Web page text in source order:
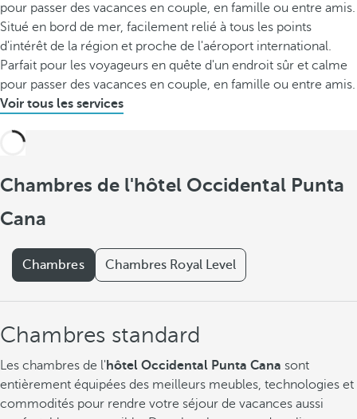
pour passer des vacances en couple, en famille ou entre amis.
Situé en bord de mer, facilement relié à tous les points
d'intérêt de la région et proche de l'aéroport international.
Parfait pour les voyageurs en quête d'un endroit sûr et calme
pour passer des vacances en couple, en famille ou entre amis.
Voir tous les services
Chambres de l'hôtel Occidental Punta
Cana
Chambres Chambres Royal Level
Chambres standard
Les chambres de l' hôtel Occidental Punta Cana sont
entièrement équipées des meilleurs meubles, technologies et
commodités pour rendre votre séjour de vacances aussi